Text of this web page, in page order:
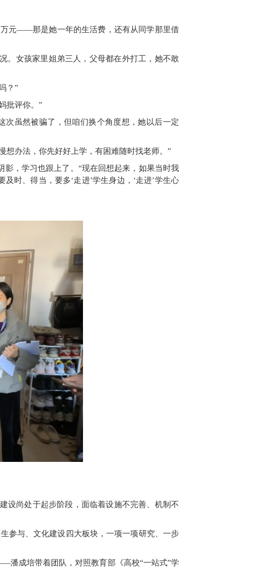
元——那是她一年的生活费，还有从同学那里借
。女孩家里姐弟三人，父母都在外打工，她不敢
？”
批评你。”
次虽然被骗了，但咱们换个角度想，她以后一定
想办法，你先好好上学，有困难随时找老师。”
，学习也跟上了。“现在回想起来，如果当时我
时、得当，要多‘走进’学生身边，‘走进’学生心
设尚处于起步阶段，面临着设施不完善、机制不
参与、文化建设四大板块，一项一项研究、一步
潘成培带着团队，对照教育部《高校“一站式”学